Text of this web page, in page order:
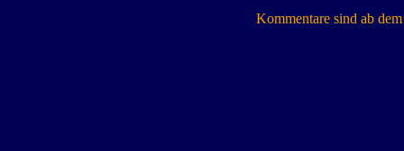
Kommentare sind ab